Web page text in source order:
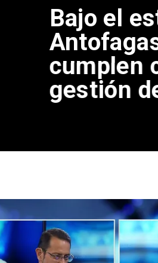
de
no
de